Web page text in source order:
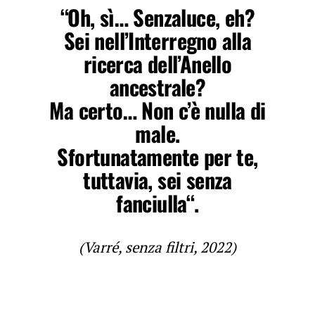
“Oh, sì… Senzaluce, eh?
Sei nell’Interregno alla
ricerca dell’Anello
ancestrale?
Ma certo… Non c’è nulla di
male.
Sfortunatamente per te,
tuttavia, sei senza
fanciulla“.
(Varré, senza filtri, 2022)